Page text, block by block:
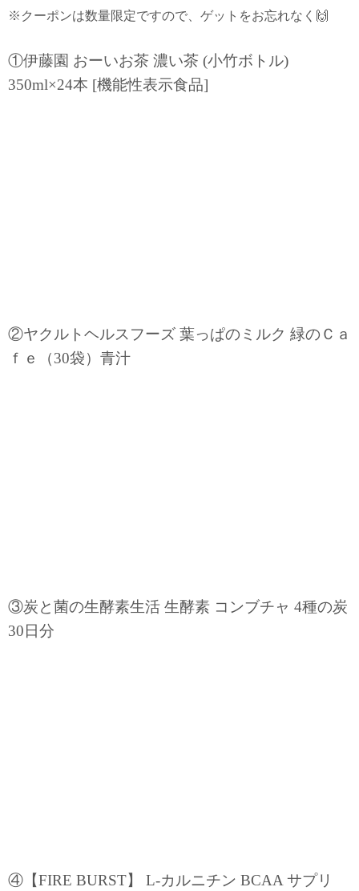
※クーポンは数量限定ですので、ゲットをお忘れなく🙌
①伊藤園 おーいお茶 濃い茶 (小竹ボトル)
350ml×24本 [機能性表示食品]
②ヤクルトヘルスフーズ 葉っぱのミルク 緑のＣａ
ｆｅ（30袋）青汁
③炭と菌の生酵素生活 生酵素 コンブチャ 4種の炭
30日分
④【FIRE BURST】 L-カルニチン BCAA サプリ